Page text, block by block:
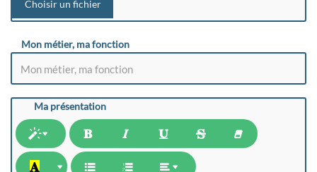
Mon métier, ma fonction
Ma présentation